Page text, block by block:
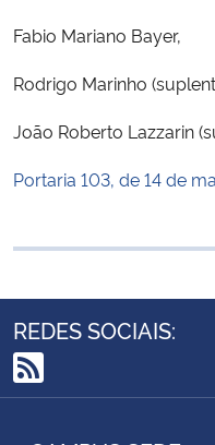
Ministério de Minas e Energia
Ministério da Ciência, Tecnologia,
Controladoria-Geral da União
Ministério da Mulher, da Família e
Fabio Mariano Bayer,
Rodrigo Marinho
João Roberto Lazzarin
Portaria 103, de 14 de
REDES SOCIAIS:
RSS